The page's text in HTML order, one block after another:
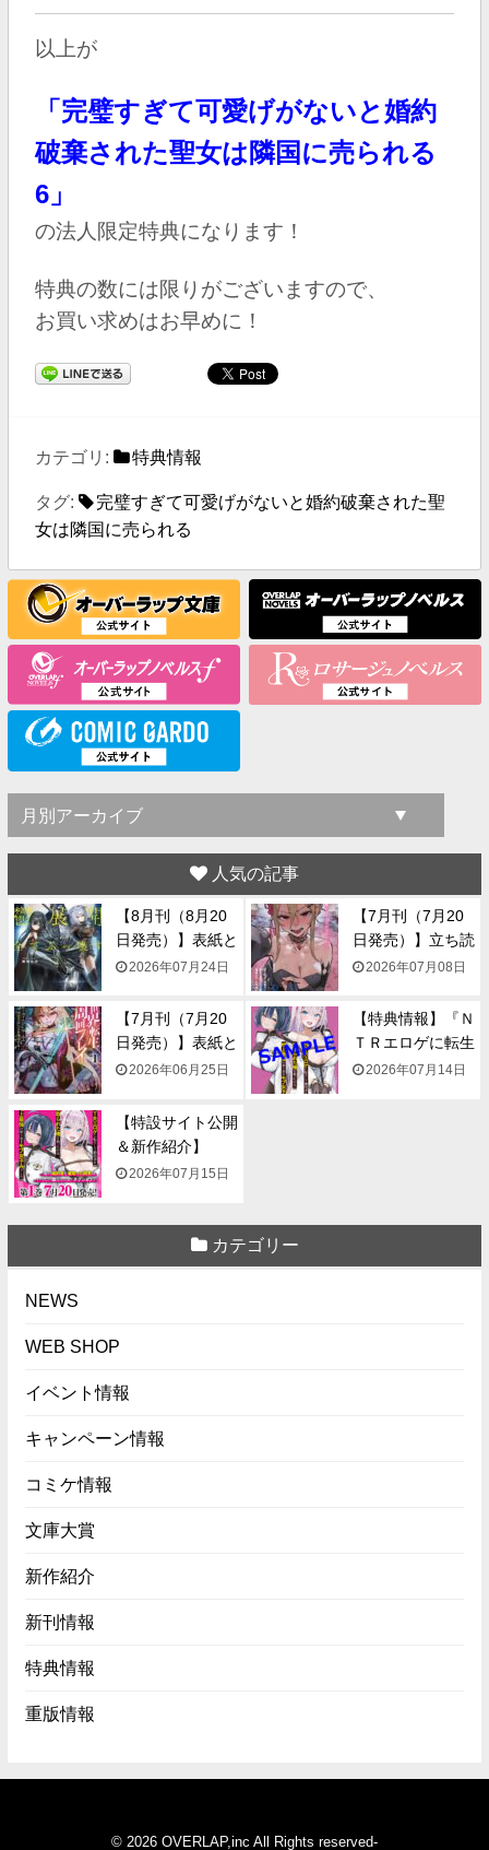
以上が
「完璧すぎて可愛げがないと婚約
破棄された聖女は隣国に売られる
6」
の法人限定特典になります！
特典の数には限りがございますので、
お買い求めはお早めに！
カテゴリ: 特典情報
タグ:
完璧すぎて可愛げがないと婚約破棄された聖
女は隣国に売られる
人気の記事
【8月刊（8月20
日発売）】表紙と
一...2026年07月24日
【7月刊（7月20
日発売）】立ち読
み...2026年07月08日
【7月刊（7月20
日発売）】表紙と
一...2026年06月25日
【特典情報】『Ｎ
ＴＲエロゲに転生
して...
2026年07月14日
【特設サイト公開
＆新作紹介】
『NTR...
2026年07月15日
カテゴリー
NEWS
WEB SHOP
イベント情報
キャンペーン情報
コミケ情報
文庫大賞
新作紹介
新刊情報
特典情報
重版情報
© 2026 OVERLAP,inc All Rights reserved-